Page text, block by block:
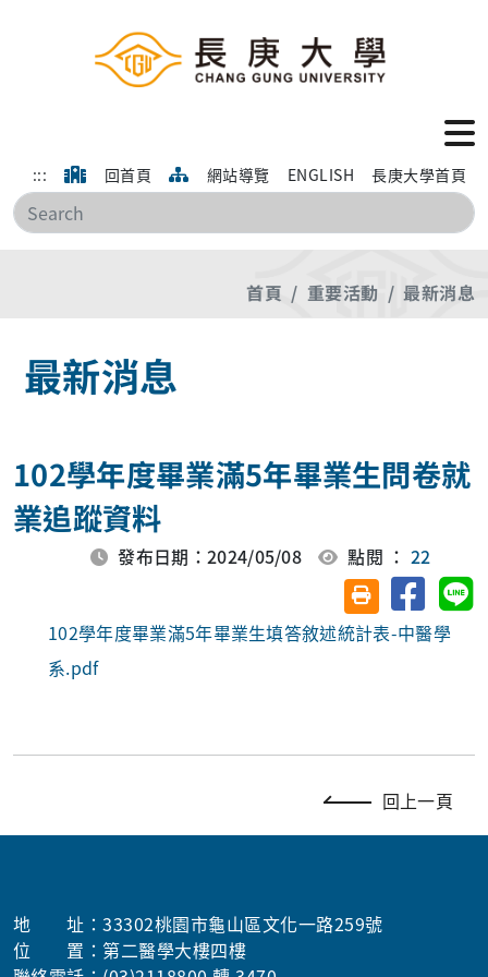
::: 回首頁 網站導覽 ENGLISH 長庚大學首頁
搜
首頁 重要活動 最新消息
最新消息
102學年度畢業滿5年畢業生問卷就
業追蹤資料
發布日期：2024/05/08 點閱 ：22
友善列印(另開視
分享至
102學年度畢業滿5年畢業生填答敘述統計表-中醫學
系.pdf
回上一頁
地 址：33302桃園市龜山區文化一路259號
位 置：第二醫學大樓四樓